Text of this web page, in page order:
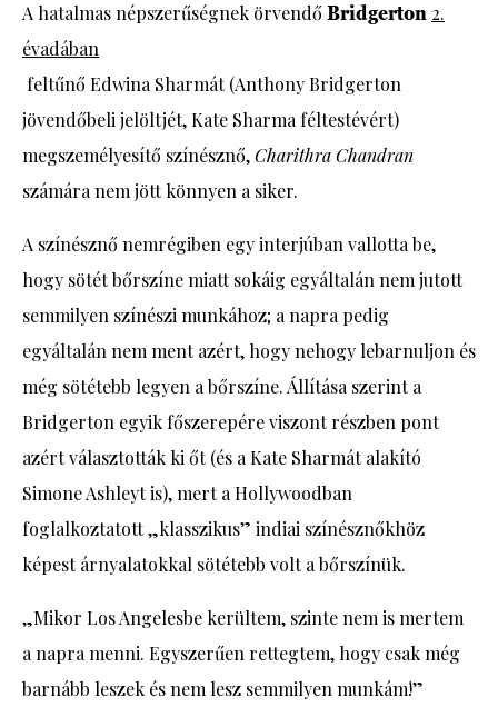
A hatalmas népszerűségnek örvendő Bridgerton 2.
évadában
feltűnő Edwina Sharmát (Anthony Bridgerton
jövendőbeli jelöltjét, Kate Sharma féltestévért)
megszemélyesítő színésznő,Charithra Chandran
számára nem jött könnyen a siker.
A színésznő nemrégiben egy interjúban vallotta be,
hogy sötét bőrszíne miatt sokáig egyáltalán nem jutott
semmilyen színészi munkához; a napra pedig
egyáltalán nem ment azért, hogy nehogy lebarnuljon és
még sötétebb legyen a bőrszíne. Állítása szerint a
Bridgerton egyik főszerepére viszont részben pont
azért választották ki őt (és a Kate Sharmát alakító
Simone Ashleyt is), mert a Hollywoodban
foglalkoztatott „klasszikus” indiai színésznőkhöz
képest árnyalatokkal sötétebb volt a bőrszínük.
„Mikor Los Angelesbe kerültem, szinte nem is mertem
a napra menni. Egyszerűen rettegtem, hogy csak még
barnább leszek és nem lesz semmilyen munkám!”